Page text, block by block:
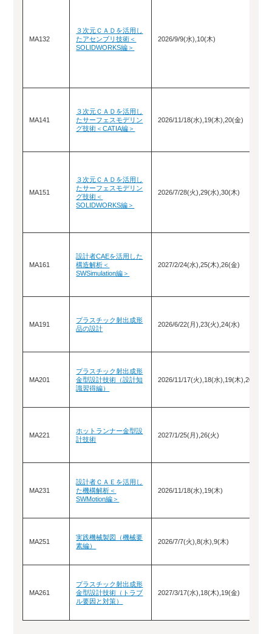
MA132
３次元ＣＡＤを活用し
たアセンブリ技術＜
SOLIDWORKS編＞
2026/9/9(水),10(木)
MA141
３次元ＣＡＤを活用し
たサーフェスモデリン
グ技術＜CATIA編＞
2026/11/18(水),19(木),20(金)
MA151
３次元ＣＡＤを活用し
たサーフェスモデリン
グ技術＜
SOLIDWORKS編＞
2026/7/28(火),29(水),30(木)
MA161
設計者CAEを活用した
構造解析＜
SWSimulation編＞
2027/2/24(水),25(木),26(金)
MA191
プラスチック射出成形
品の設計
2026/6/22(月),23(火),24(水)
MA201
プラスチック射出成形
金型設計技術（設計知
識習得編）
2026/11/17(火),18(水),19(木),20(金)
MA221
ホットランナー金型設
計技術
2027/1/25(月),26(火)
MA231
設計者ＣＡＥを活用し
た機構解析＜
SWMotion編＞
2026/11/18(水),19(木)
MA251
実践機械製図（機械要
素編）
2026/7/7(火),8(水),9(木)
MA261
プラスチック射出成形
金型設計技術（トラブ
ル要因と対策）
2027/3/17(水),18(木),19(金)